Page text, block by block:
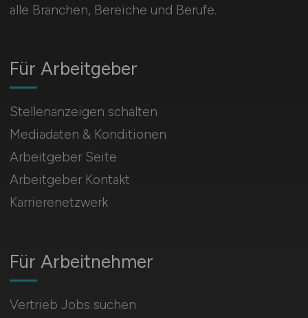
alle Branchen, Bereiche und Berufe.
Für Arbeitnehmer
Vertrieb Jobs suchen
Für Arbeitgeber
Stellenanzeigen schalten
Mediadaten & Konditionen
Arbeitgeber Seite
Arbeitgeber Kontakt
Karrierenetzwerk